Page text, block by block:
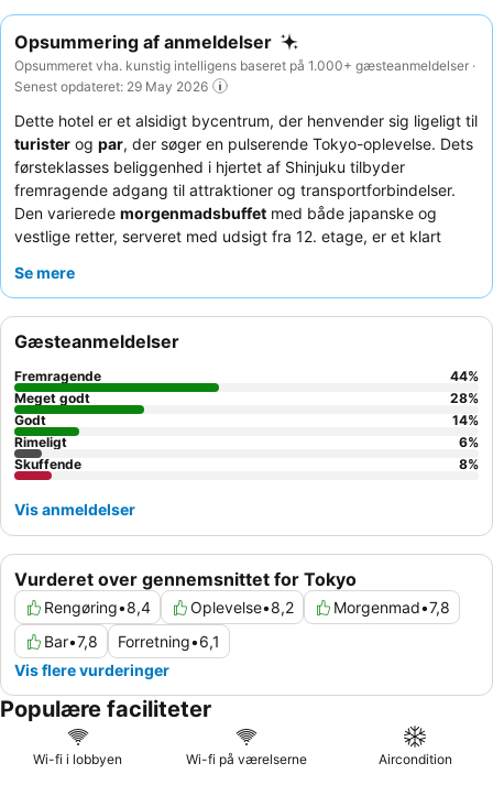
Opsummering af anmeldelser
Opsummeret vha. kunstig intelligens baseret på 1.000+ gæsteanmeldelser ·
Senest opdateret: 29 May 2026
Dette hotel er et alsidigt bycentrum, der henvender sig ligeligt til
turister og par, der søger en pulserende Tokyo-oplevelse. Dets
førsteklasses beliggenhed i hjertet af Shinjuku tilbyder
fremragende adgang til attraktioner og transportforbindelser.
Den varierede morgenmadsbuffet med både japanske og
vestlige retter, serveret med udsigt fra 12. etage, er et klart
hjælpsomme og imødekommende personale
executive-værelser for deres
senge.
Se mere
Vurderet over gennemsnittet for Tokyo
Rengøring•8,4 Oplevelse•8,2 Morgenmad•7,8
Bar•7,8 Forretning•6,1
Vis flere vurderinger
Gæsteanmeldelser
Fremragende 44%
Meget godt
28%
Godt
14%
Rimeligt
6%
Skuffende
8%
Vis anmeldelser
Populære faciliteter
Wi-fi i lobbyen Wi-fi på værelserne Aircondition